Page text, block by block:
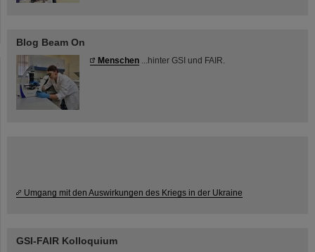
Blog Beam On
Menschen ...hinter GSI und FAIR.
Umgang mit den Auswirkungen des Kriegs in der Ukraine
GSI-FAIR Kolloquium